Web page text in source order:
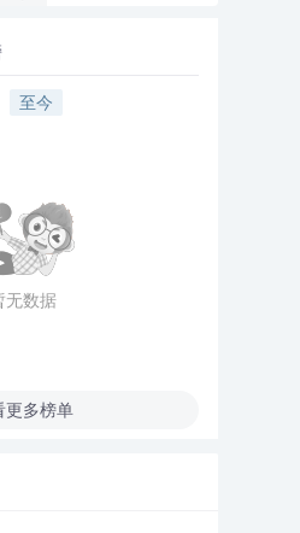
至今
无数据
更多榜单